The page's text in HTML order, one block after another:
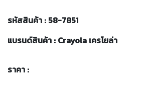
รหัสสินค้า : 58-7851
แบรนด์สินค้า : Crayola เครโยล่า
ราคา :